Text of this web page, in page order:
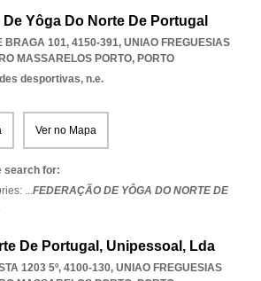
De Yôga Do Norte De Portugal
BRAGA 101, 4150-391, UNIAO FREGUESIAS
MASSARELOS PORTO, PORTO
desportivas, n.e.
Ver no Mapa
search for:
...FEDERAÇÃO DE YÔGA DO NORTE DE
De Portugal, Unipessoal, Lda
1203 5º, 4100-130, UNIAO FREGUESIAS